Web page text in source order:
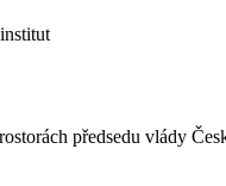
předsedu vlády